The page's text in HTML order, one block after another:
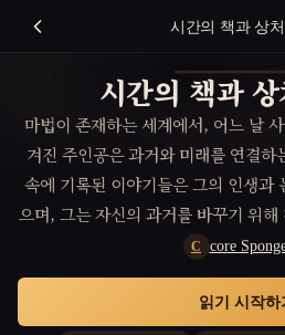
시간의 책과 상
시간의 책과
마법이 존재하는 세계에서, 어느 날
겨진 주인공은 과거와 미래를 연결
속에 기록된 이야기들은 그의 인생과
으며, 그는 자신의 과거를 바꾸기 위해
하지만 그를 기다리고 있는 것은 예측
명체들이
C core
읽기 시작하